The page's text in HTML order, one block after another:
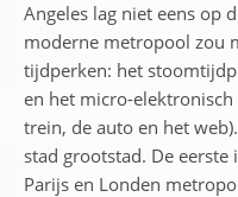
Angeles lag niet eens op
moderne metropool zou
tijdperken: het
en het micro-
trein, de auto en het
stad grootstad. De
Parijs en Londen